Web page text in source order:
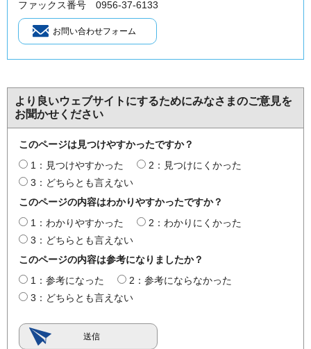
ファックス番号 0956-37-6133
より良いウェブサイトにするためにみなさまのご意見を
お聞かせください
このページは見つけやすかったですか？
1：見つけやすかった
2：見つけにくかった
3：どちらとも言えない
このページの内容はわかりやすかったですか？
1：わかりやすかった
2：わかりにくかった
3：どちらとも言えない
このページの内容は参考になりましたか？
1：参考になった
2：参考にならなかった
3：どちらとも言えない